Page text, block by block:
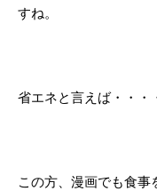
すね。
省エネと言えば・・・
この方、漫画でも食事